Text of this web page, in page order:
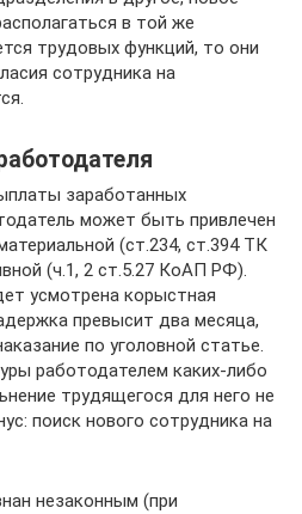
в той же
трудовых функций, то они
сотрудника на
заработанных
может быть привлечен
(ст.234, ст.394 ТК
(ч.1, 2 ст.5.27 КоАП РФ).
усмотрена корыстная
превысит два месяца,
по уголовной статье.
работодателем каких-либо
трудящегося для него не
поиск нового сотрудника на
незаконным (при